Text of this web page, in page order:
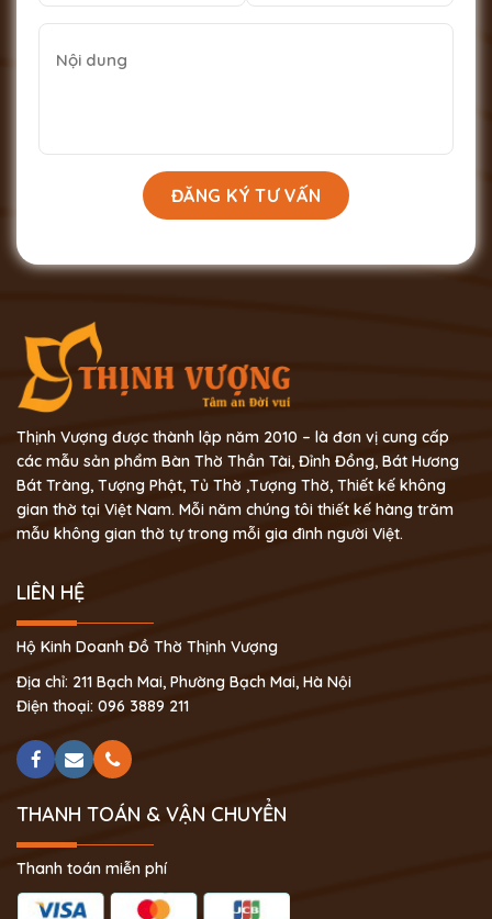
Thịnh Vượng được thành lập năm 2010 – là đơn vị cung cấp
các mẫu sản phẩm Bàn Thờ Thần Tài, Đỉnh Đồng, Bát Hương
Bát Tràng, Tượng Phật, Tủ Thờ ,Tượng Thờ, Thiết kế không
gian thờ tại Việt Nam. Mỗi năm chúng tôi thiết kế hàng trăm
mẫu không gian thờ tự trong mỗi gia đình người Việt.
LIÊN HỆ
Hộ Kinh Doanh Đồ Thờ Thịnh Vượng
Địa chỉ: 211 Bạch Mai, Phường Bạch Mai, Hà Nội
Điện thoại: 096 3889 211
THANH TOÁN & VẬN CHUYỂN
Thanh toán miễn phí